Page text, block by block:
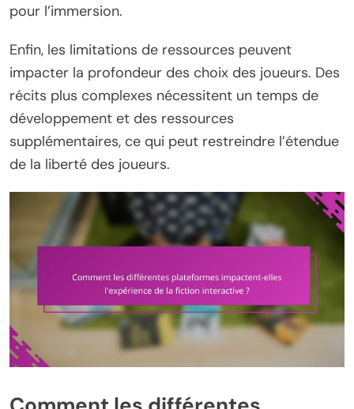
pour l’immersion.
Enfin, les limitations de ressources peuvent
impacter la profondeur des choix des joueurs. Des
récits plus complexes nécessitent un temps de
développement et des ressources
supplémentaires, ce qui peut restreindre l’étendue
de la liberté des joueurs.